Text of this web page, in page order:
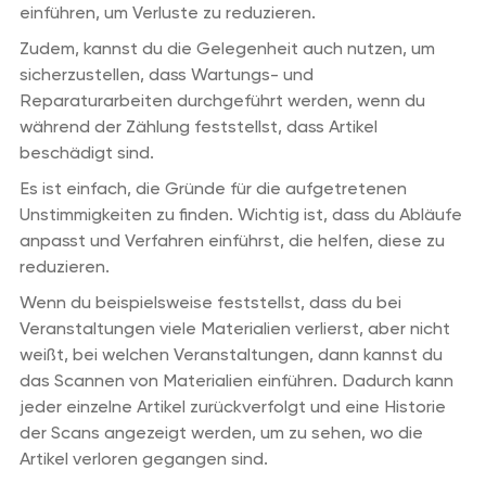
einführen, um Verluste zu reduzieren.
Zudem, kannst du die Gelegenheit auch nutzen, um
sicherzustellen, dass Wartungs- und
Reparaturarbeiten durchgeführt werden, wenn du
während der Zählung feststellst, dass Artikel
beschädigt sind.
Es ist einfach, die Gründe für die aufgetretenen
Unstimmigkeiten zu finden. Wichtig ist, dass du Abläufe
anpasst und Verfahren einführst, die helfen, diese zu
reduzieren.
Wenn du beispielsweise feststellst, dass du bei
Veranstaltungen viele Materialien verlierst, aber nicht
weißt, bei welchen Veranstaltungen, dann kannst du
das Scannen von Materialien einführen. Dadurch kann
jeder einzelne Artikel zurückverfolgt und eine Historie
der Scans angezeigt werden, um zu sehen, wo die
Artikel verloren gegangen sind.